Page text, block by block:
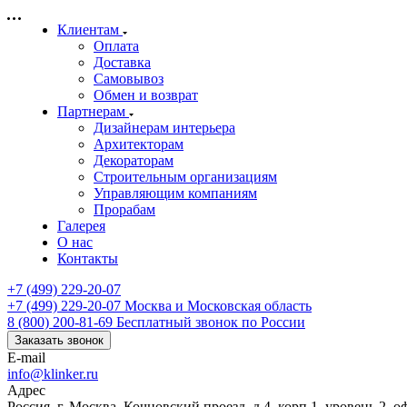
Клиентам
Оплата
Доставка
Самовывоз
Обмен и возврат
Партнерам
Дизайнерам интерьера
Архитекторам
Декораторам
Строительным организациям
Управляющим компаниям
Прорабам
Галерея
О нас
Контакты
+7 (499) 229-20-07
+7 (499) 229-20-07 Москва и Московская область
8 (800) 200-81-69 Бесплатный звонок по России
Заказать звонок
E-mail
info@klinker.ru
Адрес